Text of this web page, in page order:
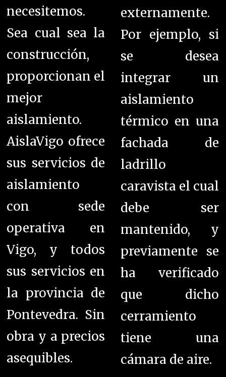
necesitemos.
Sea cual sea la
construcción,
proporcionan el
mejor
aislamiento.
AislaVigo ofrece
sus servicios de
aislamiento
con sede
operativa en
Vigo, y todos
sus servicios en
la provincia de
Pontevedra. Sin
obra y a precios
asequibles.
externamente.
Por ejemplo, si
se desea
integrar un
aislamiento
térmico en una
fachada de
ladrillo
caravista el cual
debe ser
mantenido, y
previamente se
ha verificado
que dicho
cerramiento
tiene una
cámara de aire.